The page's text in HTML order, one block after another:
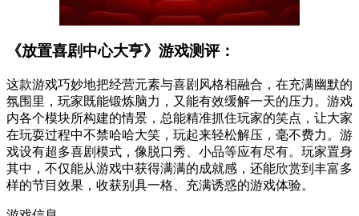
《放置喜剧中心大亨》游戏测评：
这款游戏巧妙地把经营元素与喜剧风格相融合，在充满幽默的
氛围里，玩家既能锻炼脑力，又能有效缓解一天的压力。游戏
内各个模块所构建的情景，总能精准抓住玩家的笑点，让大家
在玩耍过程中不禁哈哈大笑，玩起来轻松解压，毫不费力。游
戏设有超多喜剧模式，像脱口秀、小品等应有尽有。玩家置身
其中，不仅能从游戏中获得满满的成就感，还能欣赏到丰富多
样的节目效果，收获别具一格、充满诱惑的游戏体验。